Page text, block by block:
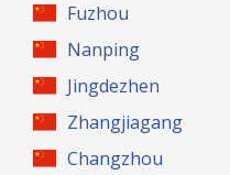
Fuzhou
Nanping
Jingdezhen
Zhangjiagang
Changzhou